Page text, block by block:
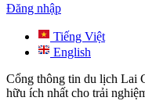
Đăng nhập
Tiếng Việt
English
Cổng thông tin du lịch Lai
hữu ích nhất cho trải